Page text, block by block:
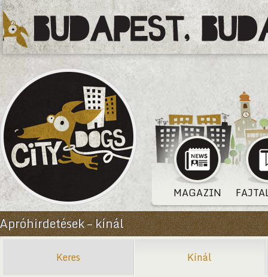
MAGAZIN
Apróhirdetések – kínál
Keres Kínál